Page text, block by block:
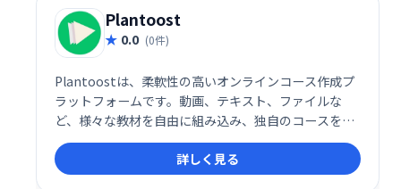
Plantoost
0.0 (0件)
Plantoostは、柔軟性の高いオンラインコース作成プ
ラットフォームです。動画、テキスト、ファイルな
ど、様々な教材を自由に組み込み、独自のコースを設
計できます。価格設定やコンテンツ配信も自由にカス
タマイズ可能。生徒には、Q&A、クイズ、進捗レポー
ト、修了証書を提供し、効果的な学習を支援します。
詳しく見る